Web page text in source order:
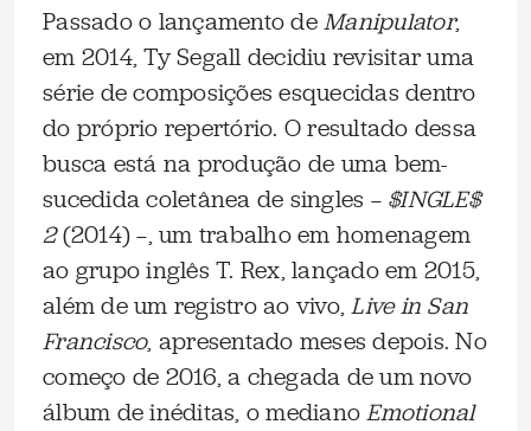
Passado o lançamento deManipulator,
em 2014, Ty Segall decidiu revisitar uma
série de composições esquecidas dentro
do próprio repertório. O resultado dessa
busca está na produção de uma bem-
sucedida coletânea de singles —$INGLE$
2(2014) —, um trabalho em homenagem
ao grupo inglês T. Rex, lançado em 2015,
além de um registro ao vivo,Live in San
Francisco, apresentado meses depois. No
começo de 2016, a chegada de um novo
álbum de inéditas, o medianoEmotional